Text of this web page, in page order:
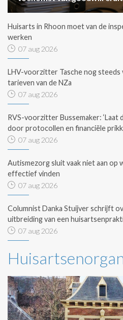
Huisarts in Rhoon moet van de
werken
07 aug 2026
LHV-voorzitter Tasche nog
tarieven van de NZa
07 aug 2026
RVS-voorzitter Bussemaker: ‘Laat
door protocollen en financiële
07 aug 2026
Autismezorg sluit vaak niet aan op
effectief vinden
07 aug 2026
Columnist Danka Stuijver schrijft
uitbreiding van een
07 aug 2026